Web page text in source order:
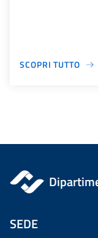
SCOPRI TUTTO
SEDE